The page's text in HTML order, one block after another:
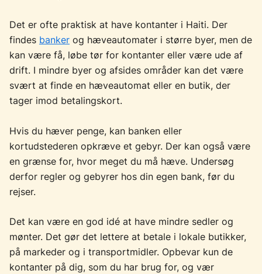
Det er ofte praktisk at have kontanter i Haiti. Der
findes banker og hæveautomater i større byer, men de
kan være få, løbe tør for kontanter eller være ude af
drift. I mindre byer og afsides områder kan det være
svært at finde en hæveautomat eller en butik, der
tager imod betalingskort.
Hvis du hæver penge, kan banken eller
kortudstederen opkræve et gebyr. Der kan også være
en grænse for, hvor meget du må hæve. Undersøg
derfor regler og gebyrer hos din egen bank, før du
rejser.
Det kan være en god idé at have mindre sedler og
mønter. Det gør det lettere at betale i lokale butikker,
på markeder og i transportmidler. Opbevar kun de
kontanter på dig, som du har brug for, og vær